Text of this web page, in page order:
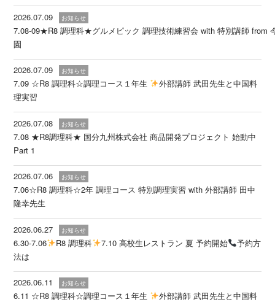
2026.07.09 お知らせ
7.08-09★R8 調理科★グルメピック 調理技術練習会 with 特別講師 from
2026.07.09 お知らせ
7.09 ☆R8 調理科☆調理コース１年生
外部講師 武田先生と中国料
理実習
2026.07.08 お知らせ
7.08 ★R8調理科★ 国分九州株式会社 商品開発プロジェクト 始動中
Part 1
2026.07.06 お知らせ
7.06☆R8 調理科☆2年 調理コース 特別調理実習 with 外部講師 田中
隆幸先生
2026.06.27 お知らせ
6.30-7.06 R8 調理科 7.10 高校生レストラン 夏 予約開始
予約方
法は
2026.06.11 お知らせ
6.11 ☆R8 調理科☆調理コース１年生
外部講師 武田先生と中国料